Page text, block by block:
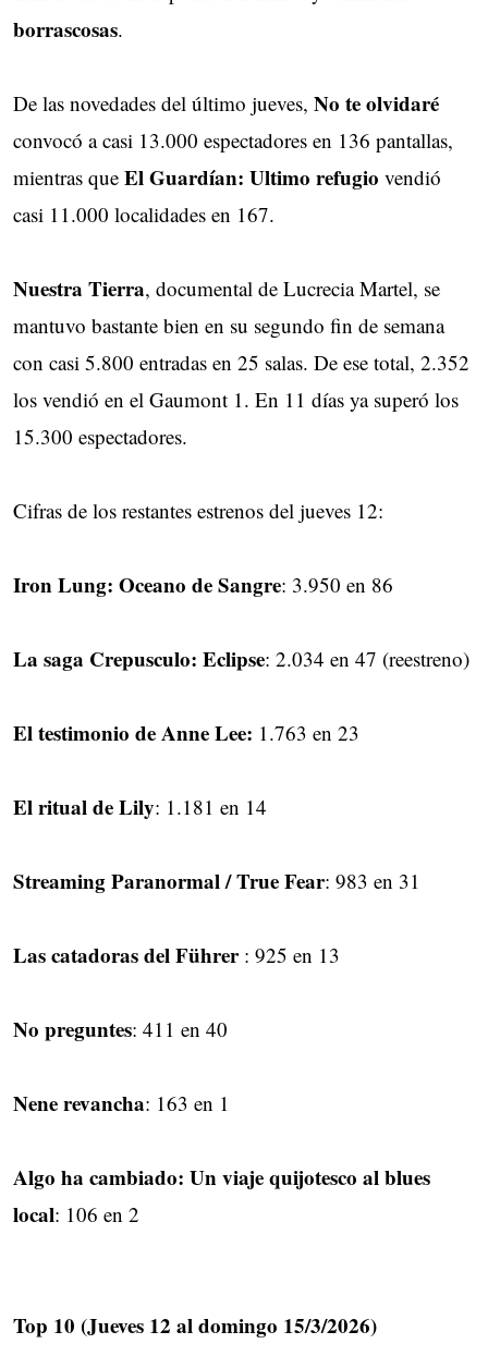
borrascosas.
De las novedades del último jueves, No te olvidaré
convocó a casi 13.000 espectadores en 136 pantallas,
mientras que El Guardían: Ultimo refugio vendió
casi 11.000 localidades en 167.
Nuestra Tierra, documental de Lucrecia Martel, se
mantuvo bastante bien en su segundo fin de semana
con casi 5.800 entradas en 25 salas. De ese total, 2.352
los vendió en el Gaumont 1. En 11 días ya superó los
15.300 espectadores.
Cifras de los restantes estrenos del jueves 12:
Iron Lung: Oceano de Sangre: 3.950 en 86
La saga Crepusculo: Eclipse: 2.034 en 47 (reestreno)
El testimonio de Anne Lee: 1.763 en 23
El ritual de Lily: 1.181 en 14
Streaming Paranormal / True Fear: 983 en 31
Las catadoras del Führer: 925 en 13
No preguntes: 411 en 40
Nene revancha: 163 en 1
Algo ha cambiado: Un viaje quijotesco al blues
local: 106 en 2
Top 10 (Jueves 12 al domingo 15/3/2026)